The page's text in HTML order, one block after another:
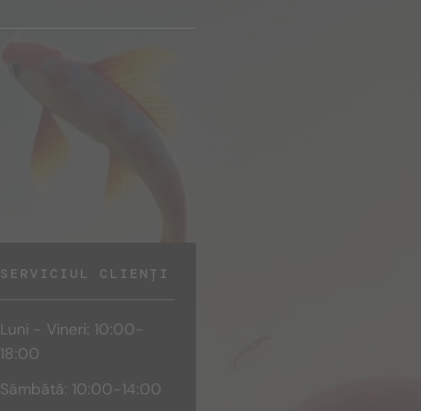
SERVICIUL CLIENȚI
Luni - Vineri: 10:00-
18:00
Sâmbătă: 10:00-14:00